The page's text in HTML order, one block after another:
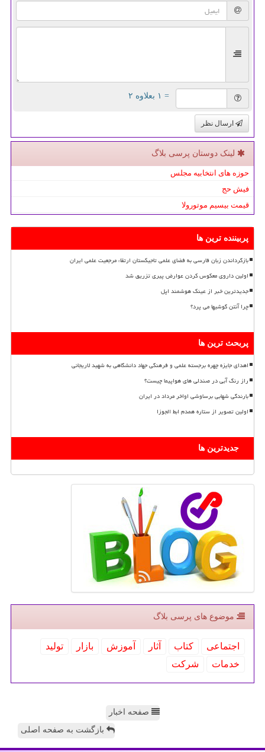
= ۱ بعلاوه ۲
ارسال نظر
لینک دوستان پرسی بلاگ
حوزه های انتخابیه مجلس
فیش حج
قیمت بیسیم موتورولا
پربیننده ترین ها
بازگرداندن زبان فارسی به فضای علمی تاجیکستان ارتقاء مرجعیت علمی ایران
اولین داروی معکوس کردن عوارض پیری تزریق شد
جدیدترین خبر از عینک هوشمند اپل
چرا آنتن گوشیها می پرد؟
پربحث ترین ها
اهدای جایزه چهره برجسته علمی و فرهنگی جهاد دانشگاهی به شهید لاریجانی
راز رنگ آبی در صندلی های هواپیما چیست؟
بارندگی شهابی برساوشی اواخر مرداد در ایران
اولین تصویر از ستاره همدم ابط الجوزا
جدیدترین ها
موضوع های پرسی بلاگ
اجتماعی كتاب آثار آموزش بازار
تولید
خدمات
شركت
صفحه اخبار
بازگشت به صفحه اصلی